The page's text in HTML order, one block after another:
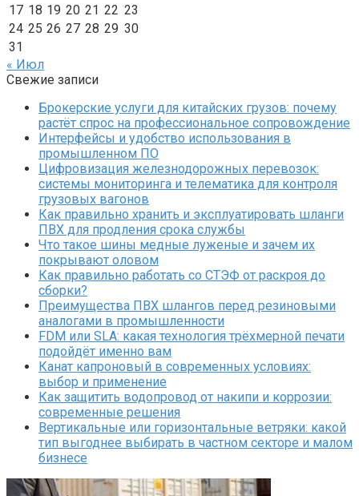
17 18 19 20 21 22 23
24 25 26 27 28 29 30
31
« Июл
Свежие записи
Брокерские услуги для китайских грузов: почему
растёт спрос на профессиональное сопровождение
Интерфейсы и удобство использования в
промышленном ПО
Цифровизация железнодорожных перевозок:
системы мониторинга и телематика для контроля
грузовых вагонов
Как правильно хранить и эксплуатировать шланги
ПВХ для продления срока службы
Что такое шины медные луженые и зачем их
покрывают оловом
Как правильно работать со СТЭФ от раскроя до
сборки?
Преимущества ПВХ шлангов перед резиновыми
аналогами в промышленности
FDM или SLA: какая технология трёхмерной печати
подойдёт именно вам
Канат капроновый в современных условиях:
выбор и применение
Как защитить водопровод от накипи и коррозии:
современные решения
Вертикальные или горизонтальные ветряки: какой
тип выгоднее выбирать в частном секторе и малом
бизнесе